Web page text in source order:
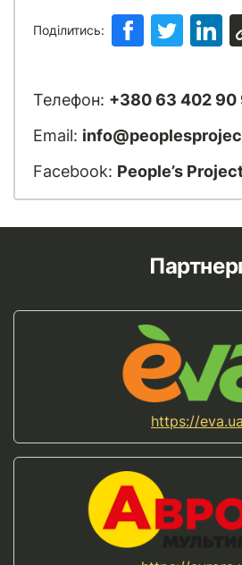
Поділитись:
Телефон: +380 63 402 90
Email:
Facebook: People’s
https://